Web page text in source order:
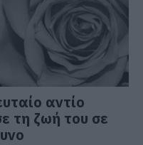
αντίο
τη ζωή του σε